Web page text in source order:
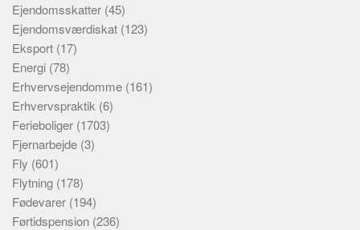
Ejendomsskatter (45)
Ejendomsværdiskat (123)
Eksport (17)
Energi (78)
Erhvervsejendomme (161)
Erhvervspraktik (6)
Ferieboliger (1703)
Fjernarbejde (3)
Fly (601)
Flytning (178)
Fødevarer (194)
Førtidspension (236)